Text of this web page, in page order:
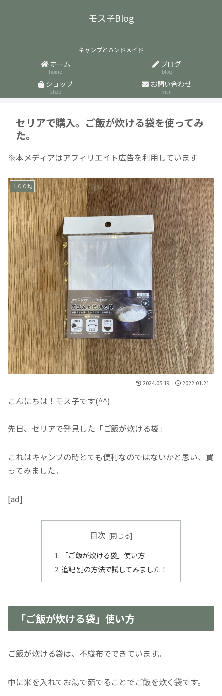
モス子Blog
キャンプとハンドメイド
ホーム
home
ブログ
blog
ショップ
shop
お問い合わせ
mail
セリアで購入。ご飯が炊ける袋を使ってみ
た。
※本メディアはアフィリエイト広告を利用しています
１００均
2024.05.19 2022.01.21
こんにちは！モス子です(^^)
先日、セリアで発見した「ご飯が炊ける袋」
これはキャンプの時とても便利なのではないかと思い、買
ってみました。
[ad]
目次
「ご飯が炊ける袋」使い方
追記 別の方法で試してみました！
「ご飯が炊ける袋」使い方
ご飯が炊ける袋は、不織布でできています。
中に米を入れてお湯で茹でることでご飯を炊く袋です。